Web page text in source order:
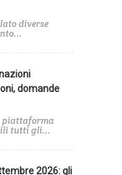
diverse
domande
piattaforma
tutti gli...
2026: gli